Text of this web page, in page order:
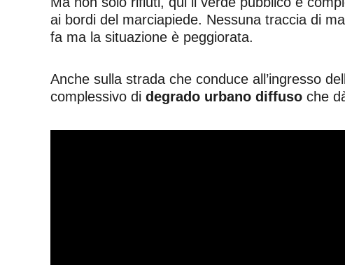
ai bordi del marciapiede. Nessuna traccia di
fa ma la situazione è peggiorata.
Anche sulla strada che conduce all’ingresso
complessivo di degrado urbano diffuso che